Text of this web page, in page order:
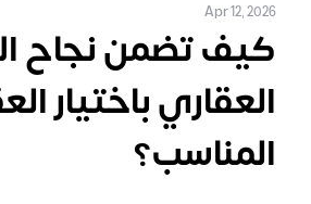
Apr 12, 2026
كيف تضمن نجاح
العقاري باختيار
المناسب؟